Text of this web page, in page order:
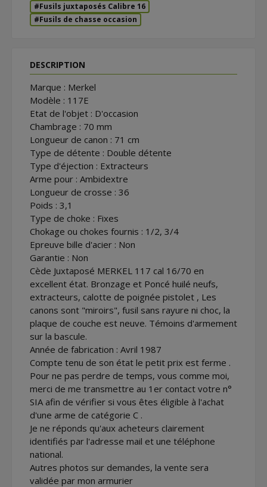
#Fusils juxtaposés Calibre 16
#Fusils de chasse occasion
DESCRIPTION
Marque : Merkel
Modèle : 117E
Etat de l'objet : D'occasion
Chambrage : 70 mm
Longueur de canon : 71 cm
Type de détente : Double détente
Type d'éjection : Extracteurs
Arme pour : Ambidextre
Longueur de crosse : 36
Poids : 3,1
Type de choke : Fixes
Chokage ou chokes fournis : 1/2, 3/4
Epreuve bille d'acier : Non
Garantie : Non
Cède Juxtaposé MERKEL 117 cal 16/70 en
excellent état. Bronzage et Poncé huilé neufs,
extracteurs, calotte de poignée pistolet , Les
canons sont "miroirs", fusil sans rayure ni choc, la
plaque de couche est neuve. Témoins d'armement
sur la bascule.
Année de fabrication : Avril 1987
Compte tenu de son état le petit prix est ferme .
Pour ne pas perdre de temps, vous comme moi,
merci de me transmettre au 1er contact votre n°
SIA afin de vérifier si vous êtes éligible à l'achat
d'une arme de catégorie C .
Je ne réponds qu'aux acheteurs clairement
identifiés par l'adresse mail et une téléphone
national.
Autres photos sur demandes, la vente sera
validée par mon armurier